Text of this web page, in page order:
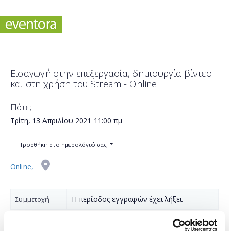
Εισαγωγή στην επεξεργασία, δημιουργία βίντεο
και στη χρήση του Stream - Online
Πότε;
Τρίτη, 13 Απριλίου 2021 11:00 πμ
Προσθήκη στο ημερολόγιό σας
Online,
Συμμετοχή Η περίοδος εγγραφών έχει λήξει.